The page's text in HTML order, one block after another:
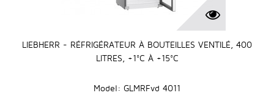
LIEBHERR - RÉFRIGÉRATEUR À BOUTEILLES VENTILÉ, 400
LITRES, +1°C À +15°C
Model: GLMRFvd 4011